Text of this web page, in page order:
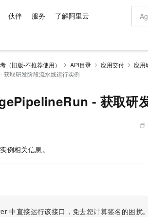
伙伴 服务 了解阿里云
（旧版-不推荐使用） API目录 应用交付
应用
取研发阶段流水线运行实例
- 获取研
例相关信息。
中直接运行该接口，免去您计算签名的困扰
Kimi-K3
GLM-5.2
域名与网站
对象存储 OSS
一站式AI开发、训练和推理服务
提供一站式管理容器应用的 K8s 服务
构思到成片全链路闭环
睿译宝，AI翻译排版一步到位
GLM-5.2：长任务时代开源旗舰模型
自主进化，持久记忆，越用越聪明
金券
上创新
AI 特惠
智启 AI 普惠权益
阿里云 OPC 创新助力计划
Qwen3.8-Max 首发尝鲜，限时加量 10 倍，夜间
送.CN域名，送备案服务码
价格计算器
自助选配和估算价格
价格优势
数据与 API
数据集
身份实名认证
OCR 文字识别
成为产品伙伴
产品生态集成认证中心
产品生态伙伴工作台
企业增值服务
企业支持计划
企业增值服务台
最佳实践
云上春晚
云栖战略参考
看见新力量